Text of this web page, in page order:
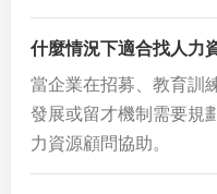
什麼情況下適合找人力
當企業在招募、教育訓
發展或留才機制需要規
力資源顧問協助。